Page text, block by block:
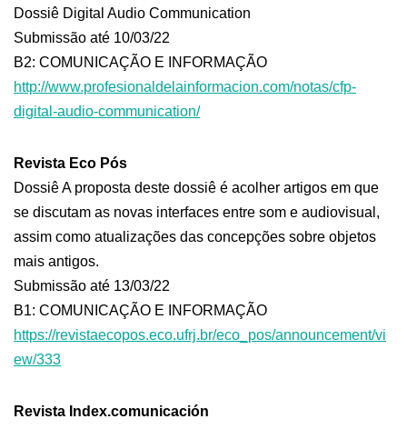
Dossiê Digital Audio Communication
Submissão até 10/03/22
B2: COMUNICAÇÃO E INFORMAÇÃO
http://www.profesionaldelainformacion.com/notas/cfp-
digital-audio-communication/
Revista Eco Pós
Dossiê A proposta deste dossiê é acolher artigos em que
se discutam as novas interfaces entre som e audiovisual,
assim como atualizações das concepções sobre objetos
mais antigos.
Submissão até 13/03/22
B1: COMUNICAÇÃO E INFORMAÇÃO
https://revistaecopos.eco.ufrj.br/eco_pos/announcement/vi
ew/333
Revista Index.comunicación